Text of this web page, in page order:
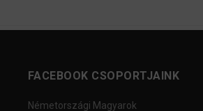
FACEBOOK CSOPORTJAINK
Németországi Magyarok